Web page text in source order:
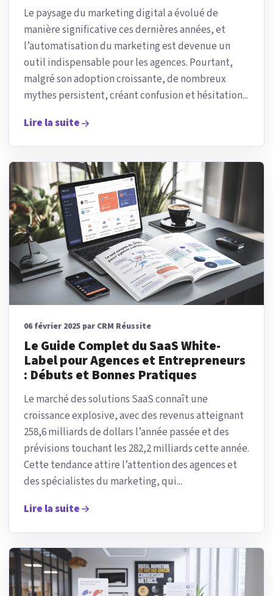
Le paysage du marketing digital a évolué de
manière significative ces dernières années, et
l’automatisation du marketing est devenue un
outil indispensable pour les agences. Pourtant,
malgré son adoption croissante, de nombreux
mythes persistent, créant confusion et hésitation...
Lire la suite
06 février 2025 par CRM Réussite
Le Guide Complet du SaaS White-
Label pour Agences et Entrepreneurs
: Débuts et Bonnes Pratiques
Le marché des solutions SaaS connaît une
croissance explosive, avec des revenus atteignant
258,6 milliards de dollars l’année passée et des
prévisions touchant les 282,2 milliards cette année.
Cette tendance attire l’attention des agences et
des spécialistes du marketing, qui...
Lire la suite